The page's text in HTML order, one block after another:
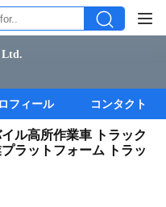
Ltd.
フィール コンタクト
ル高所作業車 トラック
ラットフォーム トラッ